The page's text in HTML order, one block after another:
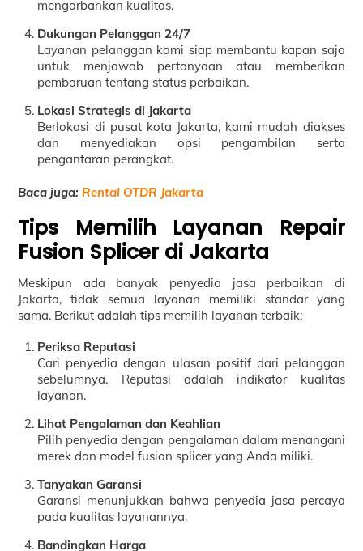
mengorbankan kualitas.
Dukungan Pelanggan 24/7
Layanan pelanggan kami siap membantu kapan saja
untuk menjawab pertanyaan atau memberikan
pembaruan tentang status perbaikan.
Lokasi Strategis di Jakarta
Berlokasi di pusat kota Jakarta, kami mudah diakses
dan menyediakan opsi pengambilan serta
pengantaran perangkat.
Baca juga: Rental OTDR Jakarta
Tips Memilih Layanan Repair
Fusion Splicer di Jakarta
Meskipun ada banyak penyedia jasa perbaikan di
Jakarta, tidak semua layanan memiliki standar yang
sama. Berikut adalah tips memilih layanan terbaik:
Periksa Reputasi
Cari penyedia dengan ulasan positif dari pelanggan
sebelumnya. Reputasi adalah indikator kualitas
layanan.
Lihat Pengalaman dan Keahlian
Pilih penyedia dengan pengalaman dalam menangani
merek dan model fusion splicer yang Anda miliki.
Tanyakan Garansi
Garansi menunjukkan bahwa penyedia jasa percaya
pada kualitas layanannya.
Bandingkan Harga